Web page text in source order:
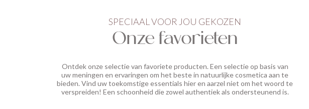
SPECIAAL VOOR JOU GEKOZEN
Onze favorieten
Ontdek onze selectie van favoriete producten. Een selectie op basis van
uw meningen en ervaringen om het beste in natuurlijke cosmetica aan te
bieden. Vind uw toekomstige essentials hier en aarzel niet om het woord te
verspreiden! Een schoonheid die zowel authentiek als ondersteunend is.